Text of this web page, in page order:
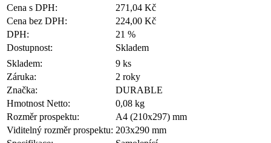
Cena s DPH:
271,04 Kč
Cena bez DPH:
224,00 Kč
DPH:
21 %
Dostupnost:
Skladem
Skladem:
9 ks
Záruka:
2 roky
Značka:
DURABLE
Hmotnost Netto:
0,08 kg
Rozměr prospektu:
A4 (210x297) mm
Viditelný rozměr prospektu: 203x290 mm